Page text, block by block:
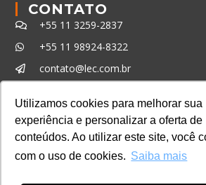
Utilizamos cookies para melhorar sua
experiência e personalizar a oferta de
conteúdos. Ao utilizar este site, você
com o uso de cookies. Saiba mais
CONTATO
+55 11 3259-2837
+55 11 98924-8322
contato@lec.com.br
Ferramenta Antifraude
Consulte aqui o cadastro da
Sistema e-MEC